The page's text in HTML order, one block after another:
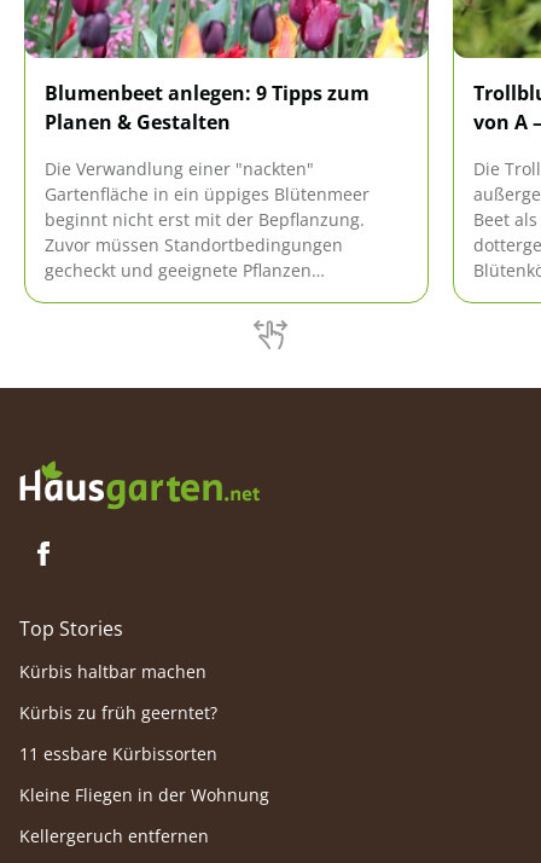
Blumenbeet anlegen: 9 Tipps zum
Planen & Gestalten
Die Verwandlung einer "nackten"
Gartenfläche in ein üppiges Blütenmeer
beginnt nicht erst mit der Bepflanzung.
Zuvor müssen Standortbedingungen
gecheckt und geeignete Pflanzen
schönes Beet gestalten möchte, darf beim
Anlegen auch eine Prise Kreativität
von A
Die
Beet
Top Stories
Kürbis haltbar machen
Kürbis zu früh geerntet?
11 essbare Kürbissorten
Kleine Fliegen in der Wohnung
Kellergeruch entfernen